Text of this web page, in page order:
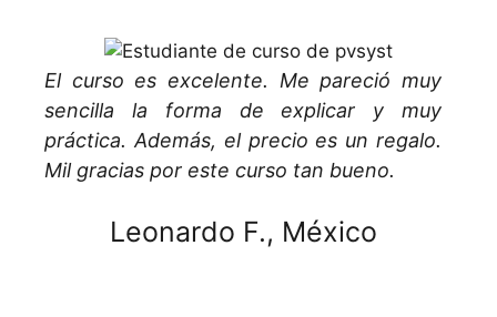
El curso es excelente. Me pareció muy
sencilla la forma de explicar y muy
práctica. Además, el precio es un regalo.
Mil gracias por este curso tan bueno.
Leonardo F., México